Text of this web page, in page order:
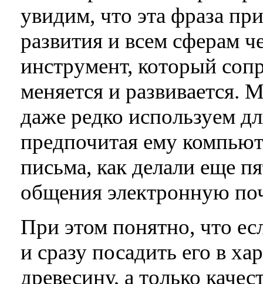
увидим, что эта фраза
развития и всем сферам
инструмент, который
меняется и развивается.
даже редко используем
предпочитая ему
письма, как делали еще
общения электронную
При этом понятно, что
и сразу посадить его в
древесину, а только